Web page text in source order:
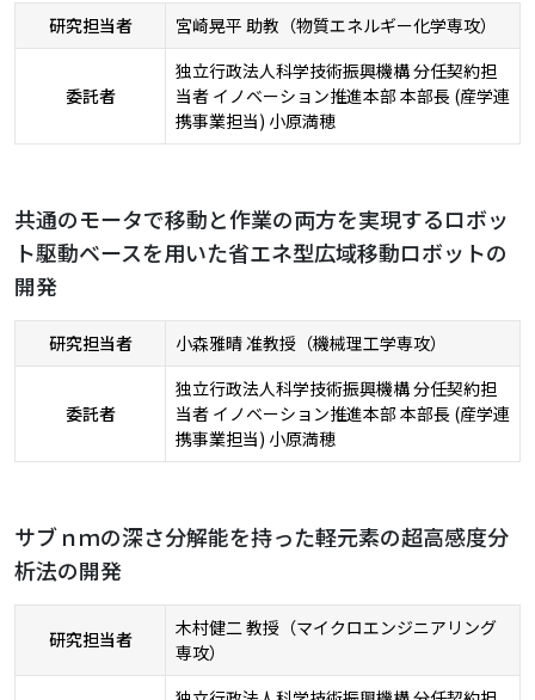
研究担当者 宮崎晃平 助教（物質エネルギー化学専攻）
委託者
独立行政法人科学技術振興機構 分任契約担
当者 イノベーション推進本部 本部長 (産学連
携事業担当) 小原満穂
共通のモータで移動と作業の両方を実現するロボッ
ト駆動ベースを用いた省エネ型広域移動ロボットの
開発
研究担当者 小森雅晴 准教授（機械理工学専攻）
委託者
独立行政法人科学技術振興機構 分任契約担
当者 イノベーション推進本部 本部長 (産学連
携事業担当) 小原満穂
サブｎｍの深さ分解能を持った軽元素の超高感度分
析法の開発
研究担当者
木村健二 教授（マイクロエンジニアリング
専攻）